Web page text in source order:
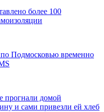
более 100
Подмосковью временно
прогнали домой
и сами привезли ей хлеб